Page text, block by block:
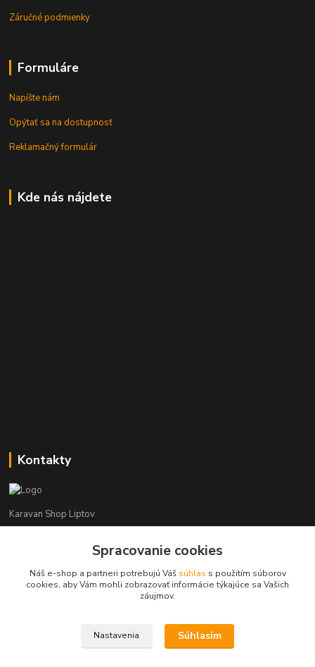
Záručné podmienky
Formuláre
Napíšte nám
Opýtať sa na dostupnosť
Reklamačný formulár
Kde nás nájdete
Kontakty
Karavan Shop Liptov
+421 903 626 885
info@karavanshopliptov.sk
Spracovanie cookies
Náš e-shop a partneri potrebujú Váš súhlas s použitím súborov
cookies, aby Vám mohli zobrazovať informácie týkajúce sa Vašich
záujmov.
Nastavenia Súhlasím